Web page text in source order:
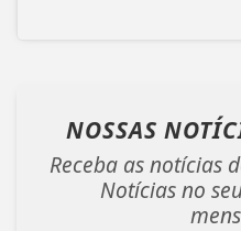
NOSSAS
Receba as notícias
Notícias no